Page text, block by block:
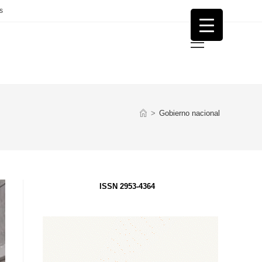
Menú
> Gobierno nacional
ISSN 2953-4364